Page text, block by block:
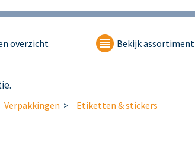
overzicht Bekijk assortiment
Verpakkingen Etiketten & stickers